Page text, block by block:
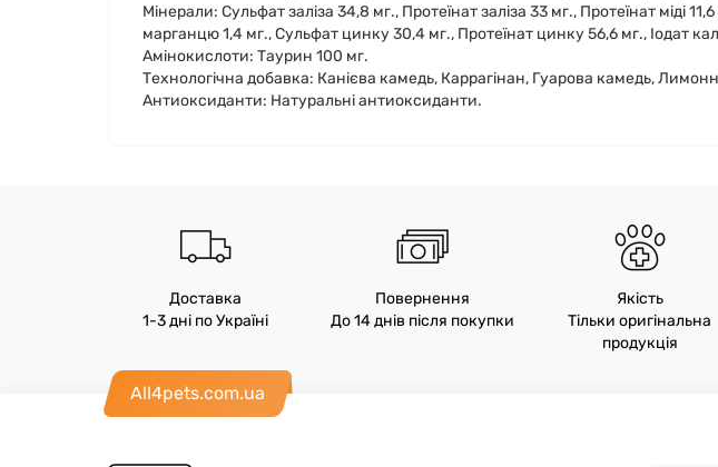
Мінерали: Сульфат заліза 34,8 мг., Протеїнат заліза 33 мг., Протеїнат міді
марганцю 1,4 мг., Сульфат цинку 30,4 мг., Протеїнат цинку 56,6 мг., Іодат
Амінокислоти: Таурин 100 мг.
Технологічна добавка: Канієва камедь, Каррагінан, Гуарова камедь,
Антиоксиданти: Натуральні антиоксиданти.
Доставка
1-3 дні по Україні
Повернення
До 14 днів після покупки
Якість
Тільки оригінальна
продукція
All4pets.com.ua